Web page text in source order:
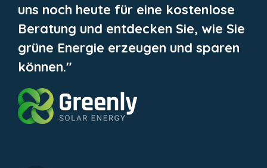
uns noch heute für eine kostenlose
Beratung und entdecken Sie, wie Sie
grüne Energie erzeugen und sparen
können."